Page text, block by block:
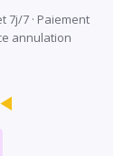
7j/7 · Paiement
annulation